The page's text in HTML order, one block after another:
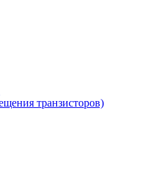
транзисторов)